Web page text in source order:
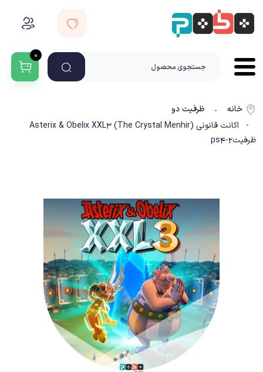
۰
خانه -
ظرفیت دو
- اکانت قانونی Asterix & Obelix XXL3 (The Crystal Menhir)
ظرفیت2-ps4